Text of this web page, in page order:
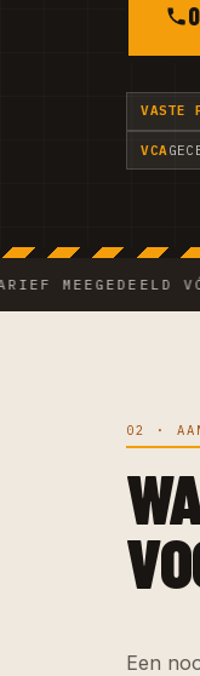
VASTE
VCA
02 ·
Een